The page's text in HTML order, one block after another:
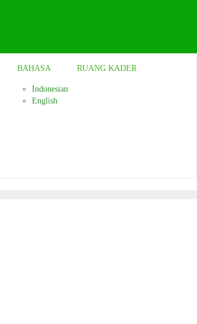
BAHASA
Indonesian
English
RUANG KADER